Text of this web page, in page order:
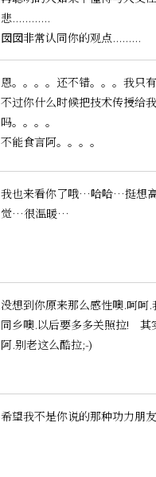
悲............
囡囡非常认同你的观点.........
恩。。。。还不错。。。我只
不过你什么时候把技术传授给
吗。。。。
不能食言阿。。。。
我也来看你了哦…哈哈…挺想
觉…很温暖…
没想到你原来那么感性噢.呵呵
同乡噢.以后要多多关照拉! 其
阿.别老这么酷拉;-)
希望我不是你说的那种功力朋